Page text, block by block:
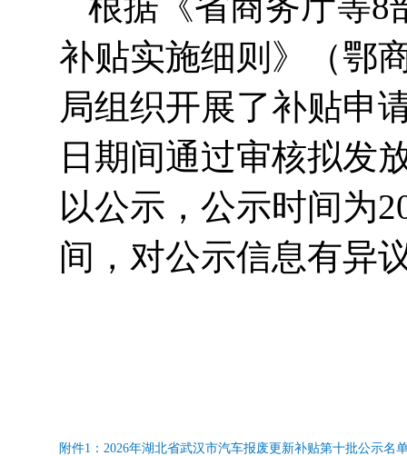
补贴实施细则》（鄂
局组织开展了补贴申
日期间通过审核拟发
以公示，公示时间为
间，对公示信息有异
附件1：2026年湖北省武汉市汽车报废更新补贴第十批公示名